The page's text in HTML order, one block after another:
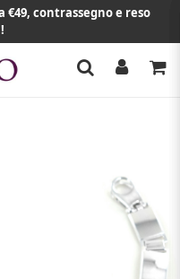
contrassegno e reso